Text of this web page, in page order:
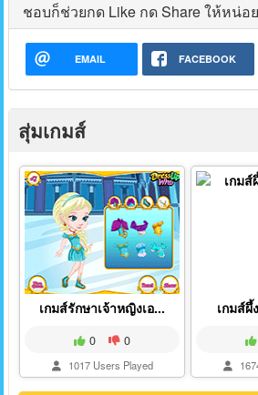
ชอบก็ช่วยกด Like กด Share ให้หน่อ
EMAIL FACEBOOK
สุ่มเกมส์
เกมส์รักษาเจ้าหญิงเอ...
0 0
1017 Users Played
เกมส์